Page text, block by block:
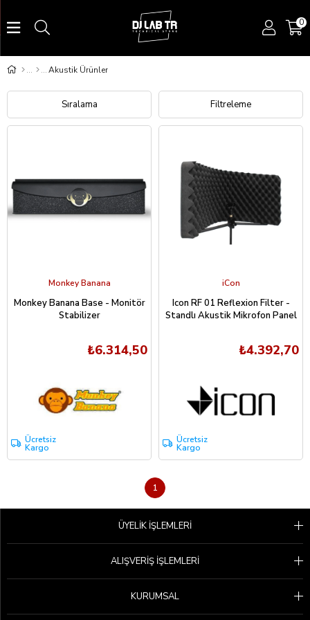
0
Akustik Ürünler
Filtreleme
Sıralama
Monkey Banana
Monkey Banana Base - Monitör
Stabilizer
₺6.314,50
Ücretsiz
Kargo
iCon
Icon RF 01 Reflexion Filter -
Standlı Akustik Mikrofon Panel
₺4.392,70
Ücretsiz
Kargo
1
ÜYELİK İŞLEMLERİ
ALIŞVERİŞ İŞLEMLERİ
KURUMSAL